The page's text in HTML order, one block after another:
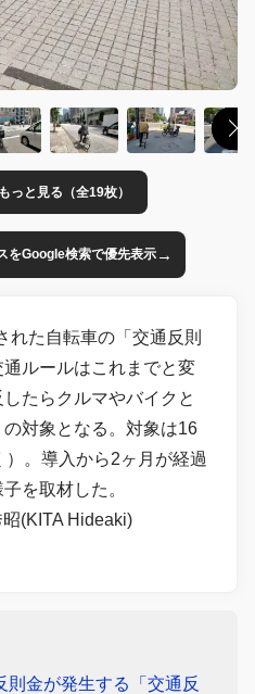
っと見る（全19枚）
をGoogle検索で優先表示→
れた自転車の「交通反則
ルールはこれまでと変
たらクルマやバイクと
対象となる。対象は16
。導入から2ヶ月が経過
を取材した。
(KITA Hideaki)
則金が発生する「交通反